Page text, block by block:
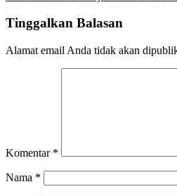
pos
Tinggalkan Balasan
Alamat email Anda tidak akan
Komentar *
Nama *